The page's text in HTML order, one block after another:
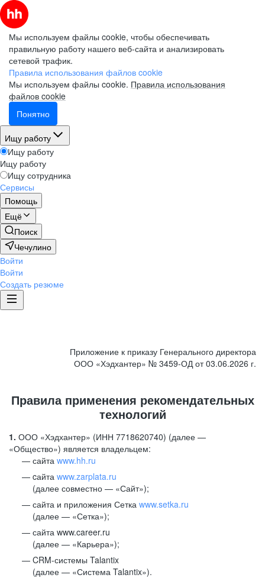
Мы используем файлы cookie, чтобы обеспечивать
правильную работу нашего веб-сайта и анализировать
сетевой трафик.
Правила использования файлов cookie
Мы используем файлы cookie. Правила использования
файлов cookie
Понятно
Ищу работу
Ищу работу
Ищу работу
Ищу сотрудника
Сервисы
Помощь
Ещё
Поиск
Чечулино
Войти
Войти
Создать резюме
Приложение к приказу Генерального директора
ООО «Хэдхантер» № 3459-ОД от 03.06.2026 г.
Правила применения рекомендательных
технологий
1. ООО «Хэдхантер» (ИНН 7718620740) (далее —
«Общество») является владельцем:
сайта www.hh.ru
cайта www.zarplata.ru
(далее совместно — «Сайт»);
сайта и приложения Сетка www.setka.ru
(далее — «Сетка»);
сайта www.career.ru
(далее — «Карьера»);
CRM-системы Talantix
(далее — «Система Talantix»).